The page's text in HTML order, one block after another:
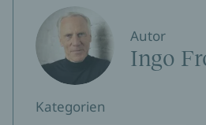
Autor
Ingo
Kategorien